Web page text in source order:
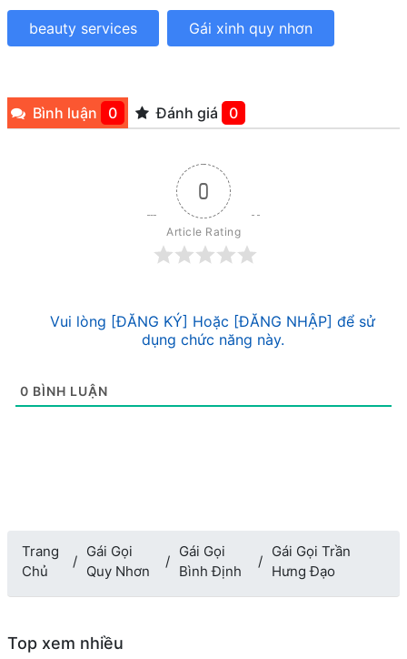
beauty services Gái xinh quy nhơn
Bình luận 0 Đánh giá 0
0
Article Rating
Vui lòng [ĐĂNG KÝ] Hoặc [ĐĂNG NHẬP] để sử
dụng chức năng này.
0 BÌNH LUẬN
Trang
Chủ
Gái Gọi
Quy Nhơn
Gái Gọi
Bình Định
Gái Gọi Trần
Hưng Đạo
Top xem nhiều